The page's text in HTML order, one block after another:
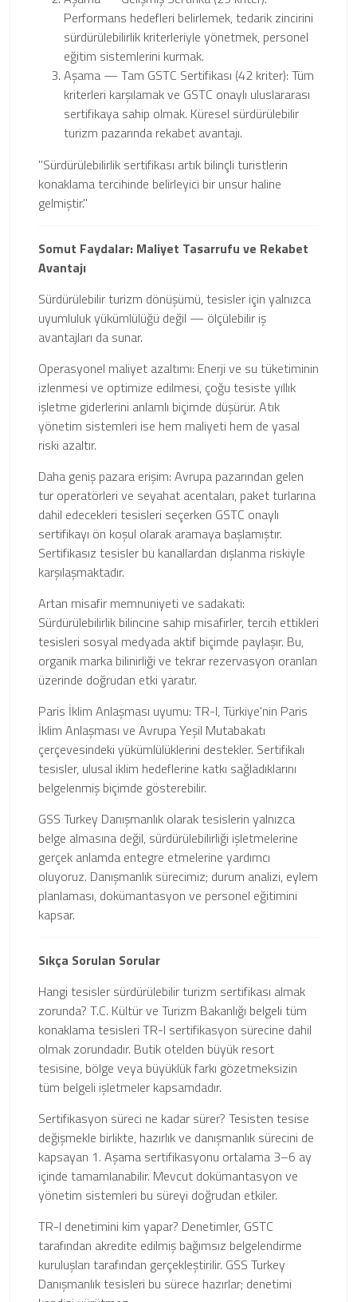
Performans hedefleri belirlemek, tedarik zincirini
sürdürülebilirlik kriterleriyle yönetmek, personel
eğitim sistemlerini kurmak.
Aşama — Tam GSTC Sertifikası (42 kriter): Tüm
kriterleri karşılamak ve GSTC onaylı uluslararası
sertifikaya sahip olmak. Küresel sürdürülebilir
turizm pazarında rekabet avantajı.
"Sürdürülebilirlik sertifikası artık bilinçli turistlerin
konaklama tercihinde belirleyici bir unsur haline
gelmiştir."
Somut Faydalar: Maliyet Tasarrufu ve Rekabet
Avantajı
Sürdürülebilir turizm dönüşümü, tesisler için yalnızca
uyumluluk yükümlülüğü değil — ölçülebilir iş
avantajları da sunar.
Operasyonel maliyet azaltımı: Enerji ve su tüketiminin
izlenmesi ve optimize edilmesi, çoğu tesiste yıllık
işletme giderlerini anlamlı biçimde düşürür. Atık
yönetim sistemleri ise hem maliyeti hem de yasal
riski azaltır.
Daha geniş pazara erişim: Avrupa pazarından gelen
tur operatörleri ve seyahat acentaları, paket turlarına
dahil edecekleri tesisleri seçerken GSTC onaylı
sertifikayı ön koşul olarak aramaya başlamıştır.
Sertifikasız tesisler bu kanallardan dışlanma riskiyle
karşılaşmaktadır.
Artan misafir memnuniyeti ve sadakati:
Sürdürülebilirlik bilincine sahip misafirler, tercih ettikleri
tesisleri sosyal medyada aktif biçimde paylaşır. Bu,
organik marka bilinirliği ve tekrar rezervasyon oranları
üzerinde doğrudan etki yaratır.
Paris İklim Anlaşması uyumu: TR-I, Türkiye'nin Paris
İklim Anlaşması ve Avrupa Yeşil Mutabakatı
çerçevesindeki yükümlülüklerini destekler. Sertifikalı
tesisler, ulusal iklim hedeflerine katkı sağladıklarını
belgelenmiş biçimde gösterebilir.
GSS Turkey Danışmanlık olarak tesislerin yalnızca
belge almasına değil, sürdürülebilirliği işletmelerine
gerçek anlamda entegre etmelerine yardımcı
oluyoruz. Danışmanlık sürecimiz; durum analizi, eylem
planlaması, dokümantasyon ve personel eğitimini
kapsar.
Sıkça Sorulan Sorular
Hangi tesisler sürdürülebilir turizm sertifikası almak
zorunda? T.C. Kültür ve Turizm Bakanlığı belgeli tüm
konaklama tesisleri TR-I sertifikasyon sürecine dahil
olmak zorundadır. Butik otelden büyük resort
tesisine, bölge veya büyüklük farkı gözetmeksizin
tüm belgeli işletmeler kapsamdadır.
Sertifikasyon süreci ne kadar sürer? Tesisten tesise
değişmekle birlikte, hazırlık ve danışmanlık sürecini de
kapsayan 1. Aşama sertifikasyonu ortalama 3–6 ay
içinde tamamlanabilir. Mevcut dokümantasyon ve
yönetim sistemleri bu süreyi doğrudan etkiler.
TR-I denetimini kim yapar? Denetimler, GSTC
tarafından akredite edilmiş bağımsız belgelendirme
kuruluşları tarafından gerçekleştirilir. GSS Turkey
Danışmanlık tesisleri bu sürece hazırlar; denetimi